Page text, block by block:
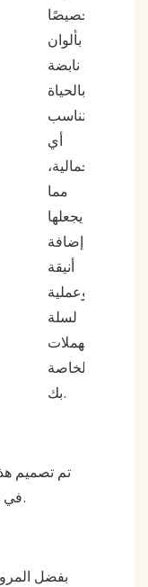
خصيصًا
بألوان
نابضة
بالحياة
لتناسب
أي
جمالية،
مما
يجعلها
إضافة
أنيقة
وعملية
لسلة
المهملات
الخاصة
بك.
تم تصميم
في مكانها، مما يمنع أي انسكابات أو فوضى ويوفر راحة البال.
بفضل